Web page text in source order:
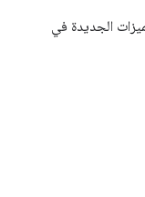
الجديدة في